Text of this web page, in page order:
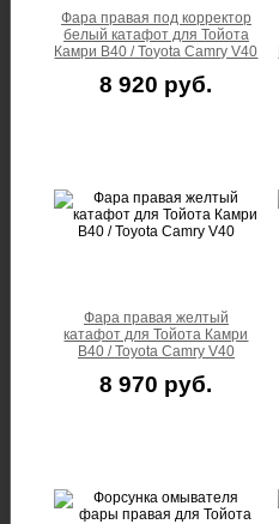
Фара правая под корректор
белый катафот для Тойота
Камри В40 / Toyota Camry V40
8 920 руб.
Фара правая желтый
катафот для Тойота Камри
В40 / Toyota Camry V40
8 970 руб.